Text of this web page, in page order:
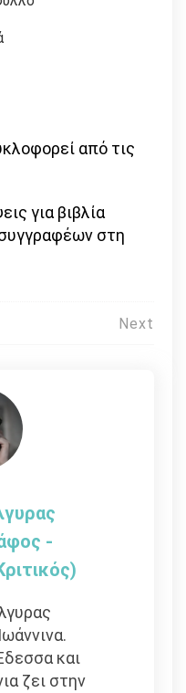
από τις
για βιβλία
στη
Next
-
και
ζει στην